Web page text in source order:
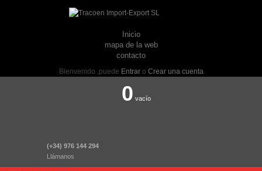
Inicio
mapa de la web
contacto
Bienvenido ,puede Entrar o Crear una cuenta
0 vacío
(+34) 976 144 294
Llámanos